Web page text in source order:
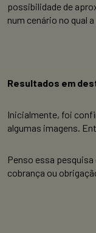
possibilidade de
num cenário no qual
Resultados em
Inicialmente, foi
algumas imagens.
Penso essa
cobrança ou